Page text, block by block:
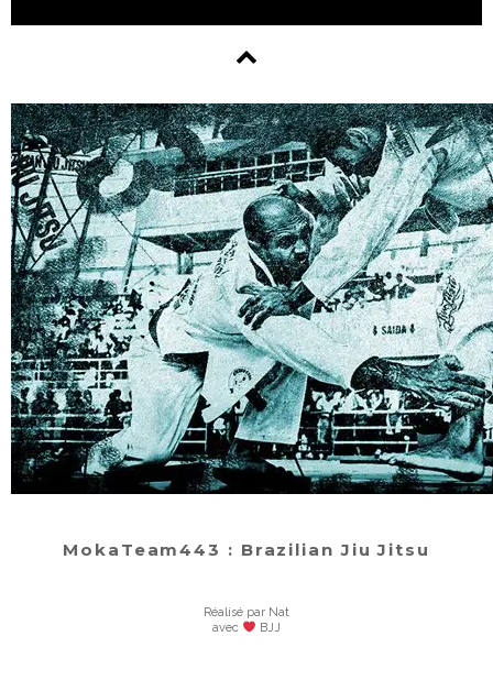
MokaTeam443 : Brazilian Jiu Jitsu
Réalisé par Nat
avec
BJJ